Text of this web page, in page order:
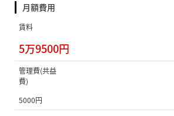
月額費用
賃料
5万9500円
管理費(共益
費)
5000円